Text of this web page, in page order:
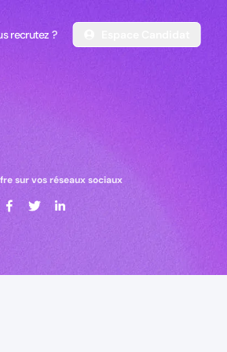
recrutez ?
?
sur vos réseaux sociaux